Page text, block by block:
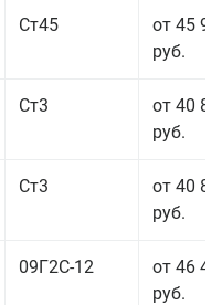
Ст45
от 45
руб.
Ст3
от 40
руб.
Ст3
от 40
руб.
09Г2С-12
от 46
руб.